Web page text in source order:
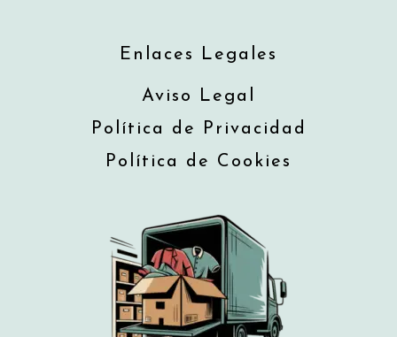
Enlaces Legales
Aviso Legal
Política de Privacidad
Política de Cookies